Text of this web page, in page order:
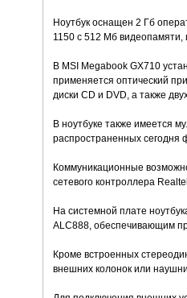
Ноутбук оснащен 2 Гб
1150 с 512 Мб видеопамяти,
В MSI Megabook GX710
применяется оптический
диски CD и DVD, а также
В ноутбуке также имеется
распространенных сегодня
Коммуникационные
сетевого контроллера
На системной плате
ALC888, обеспечивающим
Кроме встроенных
внешних колонок или